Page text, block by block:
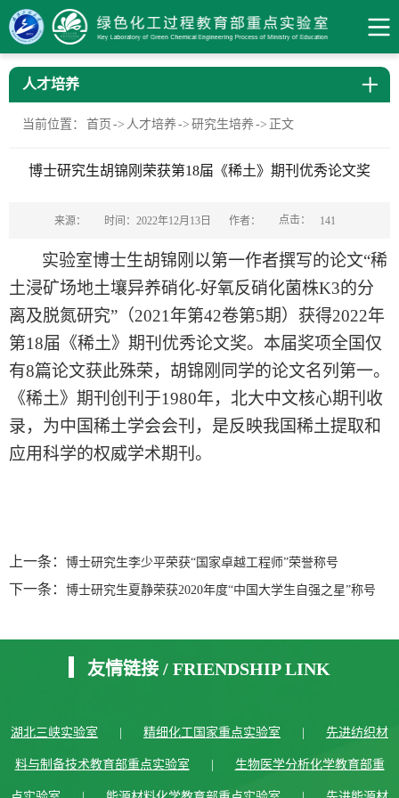
人才培养
当前位置： 首页 -> 人才培养 -> 研究生培养 -> 正文
博士研究生胡锦刚荣获第18届《稀土》期刊优秀论文奖
来源： 时间：2022年12月13日 作者： 点击： 141
实验室博士生胡锦刚以第一作者撰写的论文“稀
土浸矿场地土壤异养硝化-好氧反硝化菌株K3的分
离及脱氮研究” （2021年第42卷第5期）获得2022年
第18届《稀土》期刊优秀论文奖。本届奖项全国仅
有8篇论文获此殊荣，胡锦刚同学的论文名列第一。
《稀土》期刊创刊于1980年，北大中文核心期刊收
录，为中国稀土学会会刊，是反映我国稀土提取和
应用科学的权威学术期刊。
上一条： 博士研究生李少平荣获“国家卓越工程师”荣誉称号
下一条： 博士研究生夏静荣获2020年度“中国大学生自强之星”称号
友情链接 / FRIENDSHIP LINK
湖北三峡实验室 精细化工国家重点实验室 先进纺织材
料与制备技术教育部重点实验室 生物医学分析化学教育部重